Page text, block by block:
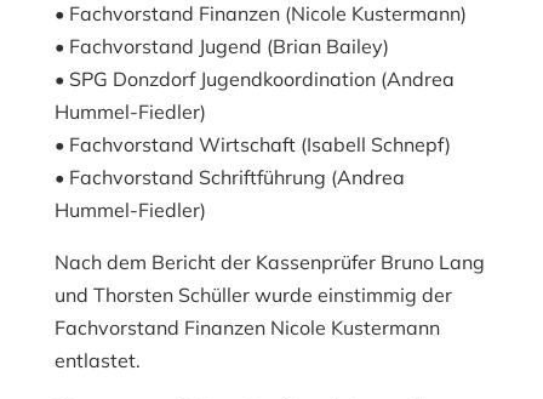
• Fachvorstand Finanzen (Nicole Kustermann)
• Fachvorstand Jugend (Brian Bailey)
• SPG Donzdorf Jugendkoordination (Andrea
Hummel-Fiedler)
• Fachvorstand Wirtschaft (Isabell Schnepf)
• Fachvorstand Schriftführung (Andrea
Hummel-Fiedler)
Nach dem Bericht der Kassenprüfer Bruno Lang
und Thorsten Schüller wurde einstimmig der
Fachvorstand Finanzen Nicole Kustermann
entlastet.